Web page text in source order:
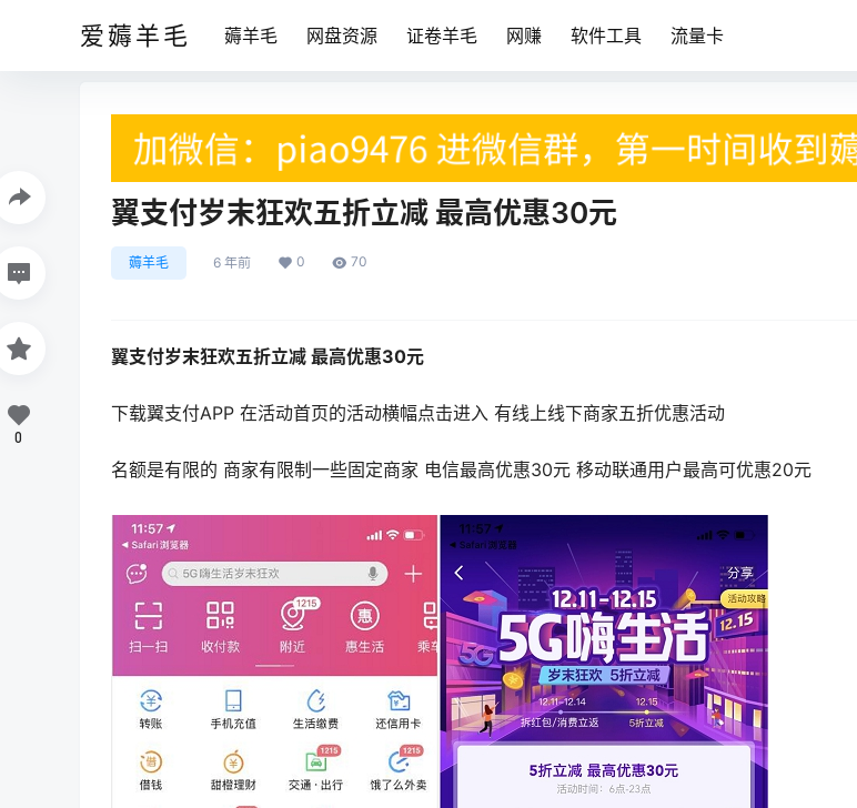
爱薅羊毛 薅羊毛 网盘资源 证卷羊毛 网赚 软件工具 流量卡
翼支付岁末狂欢五折立减 最高优惠30元
薅羊毛 6 年前 0 70
翼支付岁末狂欢五折立减 最高优惠30元
下载翼支付APP 在活动首页的活动横幅点击进入 有线上线下商家五折优惠活动
名额是有限的 商家有限制一些固定商家 电信最高优惠30元 移动联通用户最高可优惠20元
0